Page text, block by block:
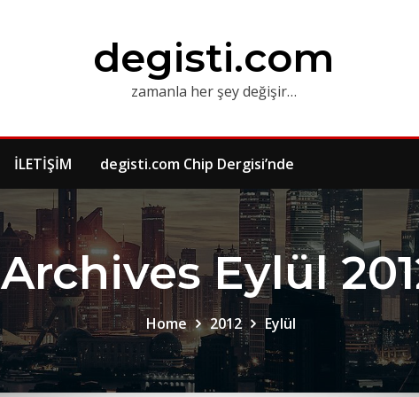
degisti.com
zamanla her şey değişir…
İLETİŞİM degisti.com Chip Dergisi’nde
Archives Eylül
Home 2012 Eylül